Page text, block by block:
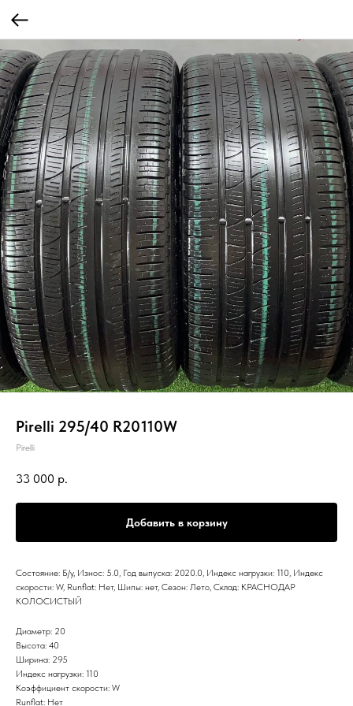
Pirelli 295/40 R20110W
Pirelli
33 000 р.
Добавить в корзину
Состояние: Б/у, Износ: 5.0, Год выпуска: 2020.0, Индекс нагрузки: 110, Индекс
скорости: W, Runflat: Нет, Шипы: нет, Сезон: Лето, Склад: КРАСНОДАР
КОЛОСИСТЫЙ
Диаметр: 20
Высота: 40
Ширина: 295
Индекс нагрузки: 110
Коэффициент скорости: W
Runflat: Нет